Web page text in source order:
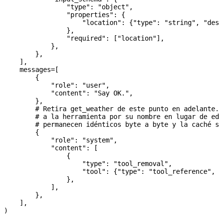
                "type"
: "object" ,
                "properties"
: {
                    "location"
: {"type" : "string" ,
                },
                "required"
: [ "location"],
            },
        },
    ],
    messages
= [
        {
            "role"
: "user" ,
            "content"
: "Say OK." ,
        },
# Retira get_weather de este punto en
# a la herramienta por su nombre en lugar de
# permanecen idénticos byte a byte y la caché
        {
            "role"
: "system" ,
            "content"
: [
                {
                    "type"
: "tool_removal" ,
                    "tool"
: {"type" : "tool_reference" ,
                },
            ],
        },
    ],
)